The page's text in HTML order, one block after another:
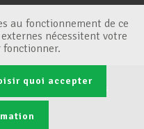
Gestion des cookies
au fonctionnement de ce
nécessitent votre
quoi accepter